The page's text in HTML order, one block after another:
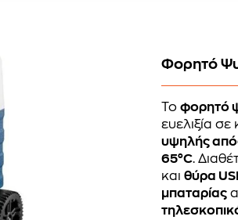
Φορητό
Τοφορητό
ευελιξία
υψηλής
65°C.
καιθύρα
μπαταρίας